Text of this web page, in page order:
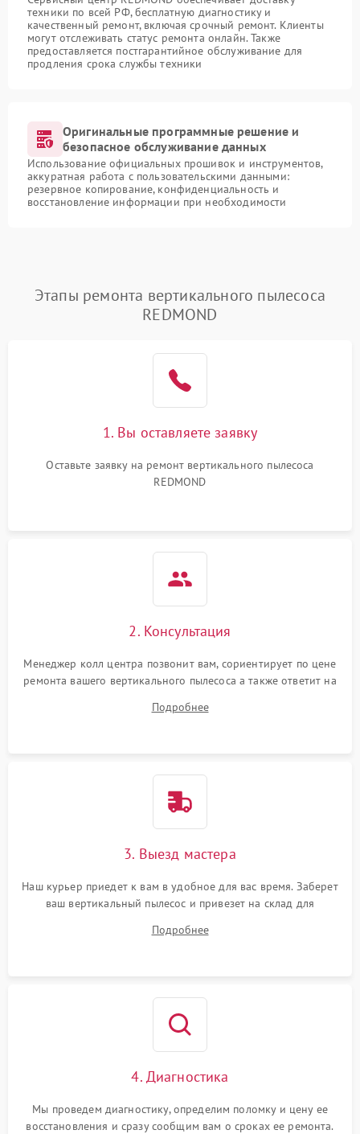
техники по всей РФ, бесплатную диагностику и
качественный ремонт, включая срочный ремонт. Клиенты
могут отслеживать статус ремонта онлайн. Также
предоставляется постгарантийное обслуживание для
продления срока службы техники
Оригинальные программные решение и
безопасное обслуживание данных
Использование официальных прошивок и инструментов,
аккуратная работа с пользовательскими данными:
резервное копирование, конфиденциальность и
восстановление информации при необходимости
Этапы ремонта вертикального пылесоса
REDMOND
1. Вы оставляете заявку
Оставьте заявку на ремонт вертикального пылесоса
REDMOND
2. Консультация
Менеджер колл центра позвонит вам, сориентирует по цене
ремонта вашего вертикального пылесоса а также ответит на
Подробнее
3. Выезд мастера
Наш курьер приедет к вам в удобное для вас время. Заберет
ваш вертикальный пылесос и привезет на склад для
Подробнее
4. Диагностика
Мы проведем диагностику, определим поломку и цену ее
восстановления и сразу сообщим вам о сроках ее ремонта.